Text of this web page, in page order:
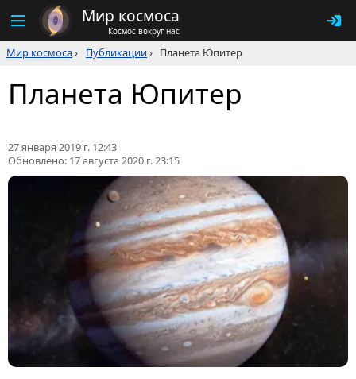
Мир космоса
Космос вокруг нас
Мир космоса› Публикации› Планета Юпитер
Планета Юпитер
27 января 2019 г. 12:43
Обновлено: 17 августа 2020 г. 23:15